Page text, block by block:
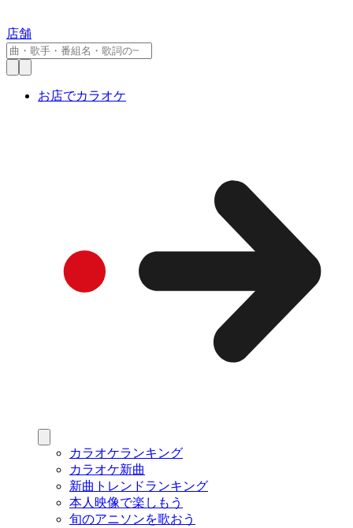
店舗
お店でカラオケ
カラオケランキング
カラオケ新曲
新曲トレンドランキング
本人映像で楽しもう
旬のアニソンを歌おう